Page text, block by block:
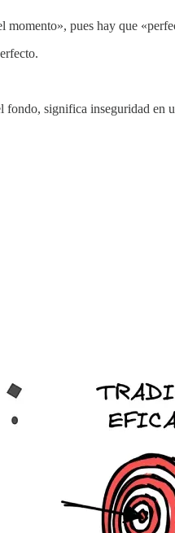
momento», pues hay que
fondo, significa inseguridad en